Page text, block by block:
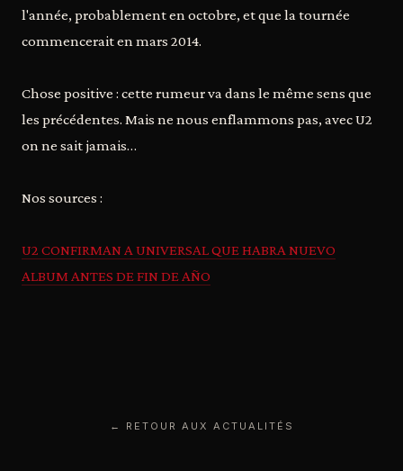
l'année, probablement en octobre, et que la tournée
commencerait en mars 2014.
Chose positive : cette rumeur va dans le même sens que
les précédentes. Mais ne nous enflammons pas, avec U2
on ne sait jamais…
Nos sources :
U2 CONFIRMAN A UNIVERSAL QUE HABRA NUEVO
ALBUM ANTES DE FIN DE AÑO
← RETOUR AUX ACTUALITÉS